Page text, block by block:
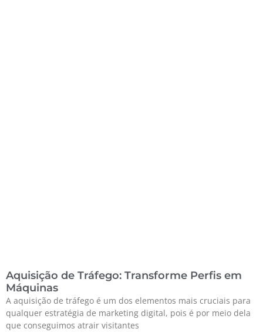
Aquisição de Tráfego: Transforme Perfis em
Máquinas
A aquisição de tráfego é um dos elementos mais cruciais para
qualquer estratégia de marketing digital, pois é por meio dela
que conseguimos atrair visitantes